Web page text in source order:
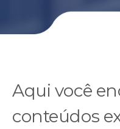
Aqui você
conteúdos